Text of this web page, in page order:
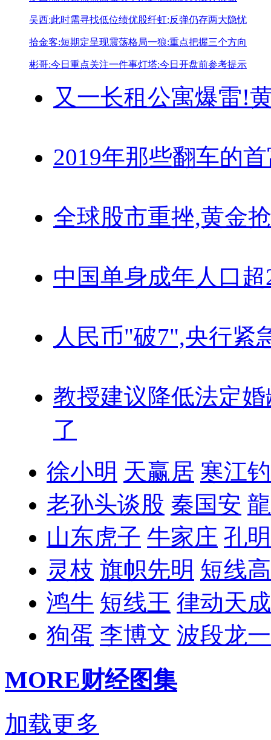
吴西:此时需寻找低位绩优股纤虹:反弹仍存两大隐忧
拾金客:短期定呈现震荡格局一狼:重点把握三个方向
彬哥:今日重点关注一件事灯塔:今日开盘前参考提示
又一长租公寓爆雷!
2019年那些翻车的
全球股市重挫,黄金
中国单身成年人口超
人民币"破7",央行紧
教授建议降低法定婚
了
徐小明 天赢居 寒江
老孙头谈股 秦国安
山东虎子 牛家庄 孔
灵枝 旗帜先明 短线
鸿牛 短线王 律动天成
狗蛋 李博文 波段龙一
MORE财经图集
加载更多